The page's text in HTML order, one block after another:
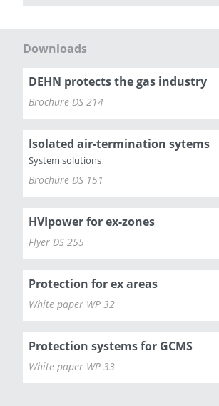
Downloads
DEHN protects the gas industry
Brochure DS 214
Isolated air-termination sytems
System solutions
Brochure DS 151
HVIpower for ex-zones
Flyer DS 255
Protection for ex areas
White paper WP 32
Protection systems for GCMS
White paper WP 33